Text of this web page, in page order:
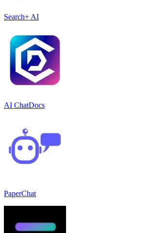
Search+ AI
AI ChatDocs
PaperChat